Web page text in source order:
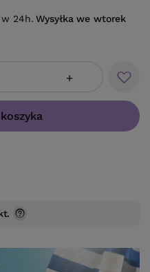
+
w 24h. Wysyłkawe wtorek